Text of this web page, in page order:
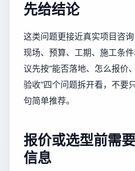
先给结论
这类问题更接近真实项目咨
现场、预算、工期、施工条
议先按“能否落地、怎么报价
验收”四个问题拆开看，不要
句简单推荐。
报价或选型前需
信息